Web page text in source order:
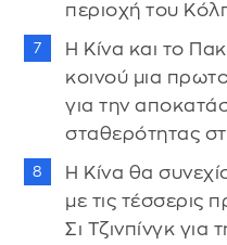
περιοχή του
Η Κίνα και το
κοινού μια
για την
σταθερότητας
Η Κίνα θα
με τις τέσσερις
Σι Τζινπίνγκ για